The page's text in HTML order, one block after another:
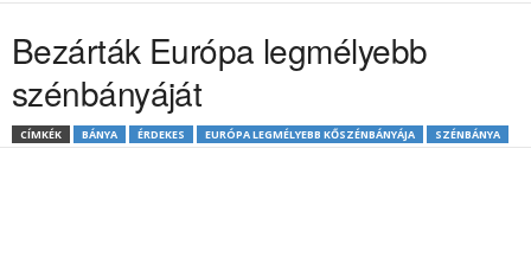
Bezárták Európa legmélyebb
szénbányáját
CÍMKÉK BÁNYA ÉRDEKES EURÓPA LEGMÉLYEBB KŐSZÉNBÁNYÁJA SZÉNBÁNYA